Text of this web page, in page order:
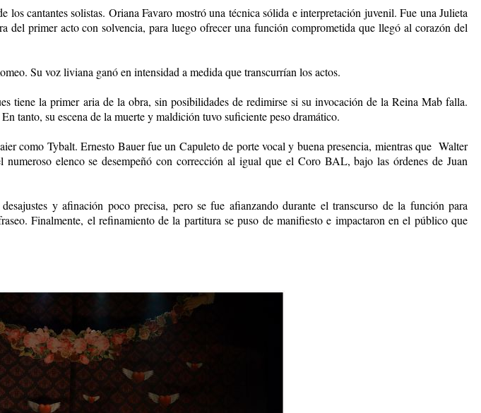
los cantantes solistas. Oriana Favaro mostró una técnica sólida e interpretación juvenil. Fue una Julieta
primer acto con solvencia, para luego ofrecer una función comprometida que llegó al corazón del
Su voz liviana ganó en intensidad a medida que transcurrían los actos.
tiene la primer aria de la obra, sin posibilidades de redimirse si su invocación de la Reina Mab falla.
tanto, su escena de la muerte y maldición tuvo suficiente peso dramático.
como Tybalt. Ernesto Bauer fue un Capuleto de porte vocal y buena presencia, mientras que Walter
elenco se desempeñó con corrección al igual que el Coro BAL, bajo las órdenes de Juan
y afinación poco precisa, pero se fue afianzando durante el transcurso de la función para
Finalmente, el refinamiento de la partitura se puso de manifiesto e impactaron en el público que